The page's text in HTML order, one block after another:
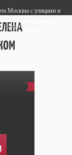
1884
Москвы с улицами и
Яндекс.Карты